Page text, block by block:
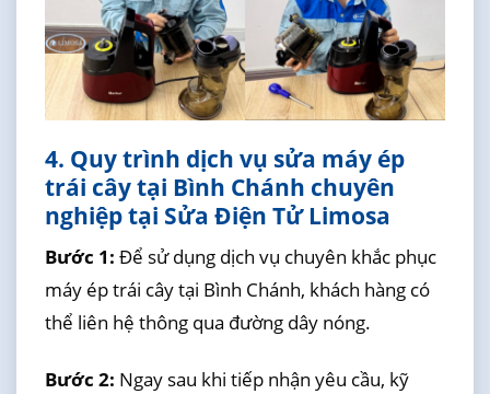
4. Quy trình dịch vụ sửa máy ép
trái cây tại Bình Chánh chuyên
nghiệp tại Sửa Điện Tử Limosa
Bước 1: Để sử dụng dịch vụ chuyên khắc phục
máy ép trái cây tại Bình Chánh, khách hàng có
thể liên hệ thông qua đường dây nóng.
Bước 2: Ngay sau khi tiếp nhận yêu cầu, kỹ